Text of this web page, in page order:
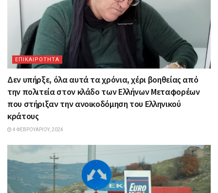
ΕΠΙΚΑΙΡΟΤΗΤΑ
Δεν υπήρξε, όλα αυτά τα χρόνια, χέρι βοηθείας από
την πολιτεία στον κλάδο των Ελλήνων Μεταφορέων
που στήριξαν την ανοικοδόμηση του Ελληνικού
κράτους
4 ΦΕΒΡΟΥΑΡΊΟΥ, 2024